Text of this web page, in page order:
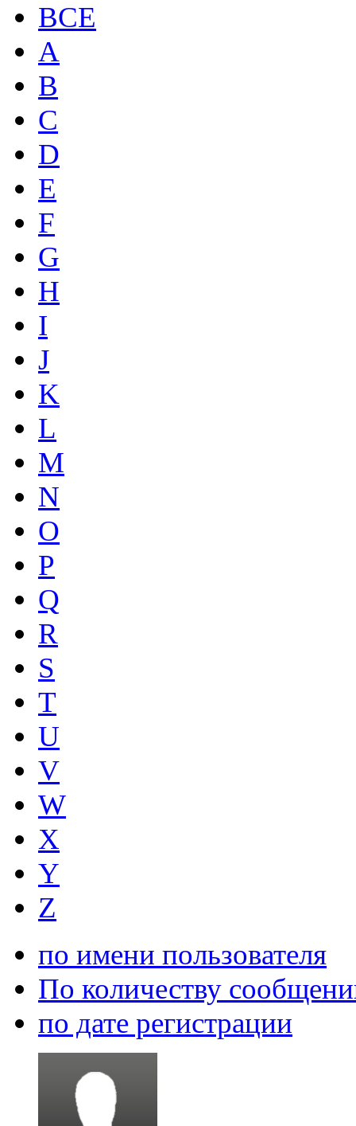
ВСЕ
A
B
C
D
E
F
G
H
I
J
K
L
M
N
O
P
Q
R
S
T
U
V
W
X
Y
Z
по имени пользователя
По количеству
по дате регистрации